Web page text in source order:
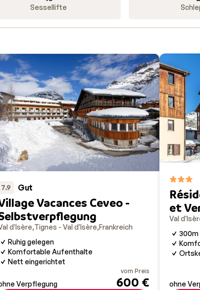
Sessellifte
7.9 Gut
Vacances Ceveo -
d'Isère Tignes - Val d'Isère Frankreich
Ruhig gelegen
Komfortable Aufenthalte
Nett eingerichtet
Verpflegung
vom Preis
600 €
et
Val
ohne